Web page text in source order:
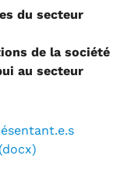
du secteur
de la société
au secteur